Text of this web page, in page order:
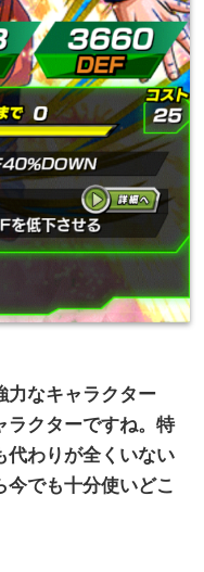
力なキャラクター
ラクターですね。特
代わりが全くいない
今でも十分使いどこ